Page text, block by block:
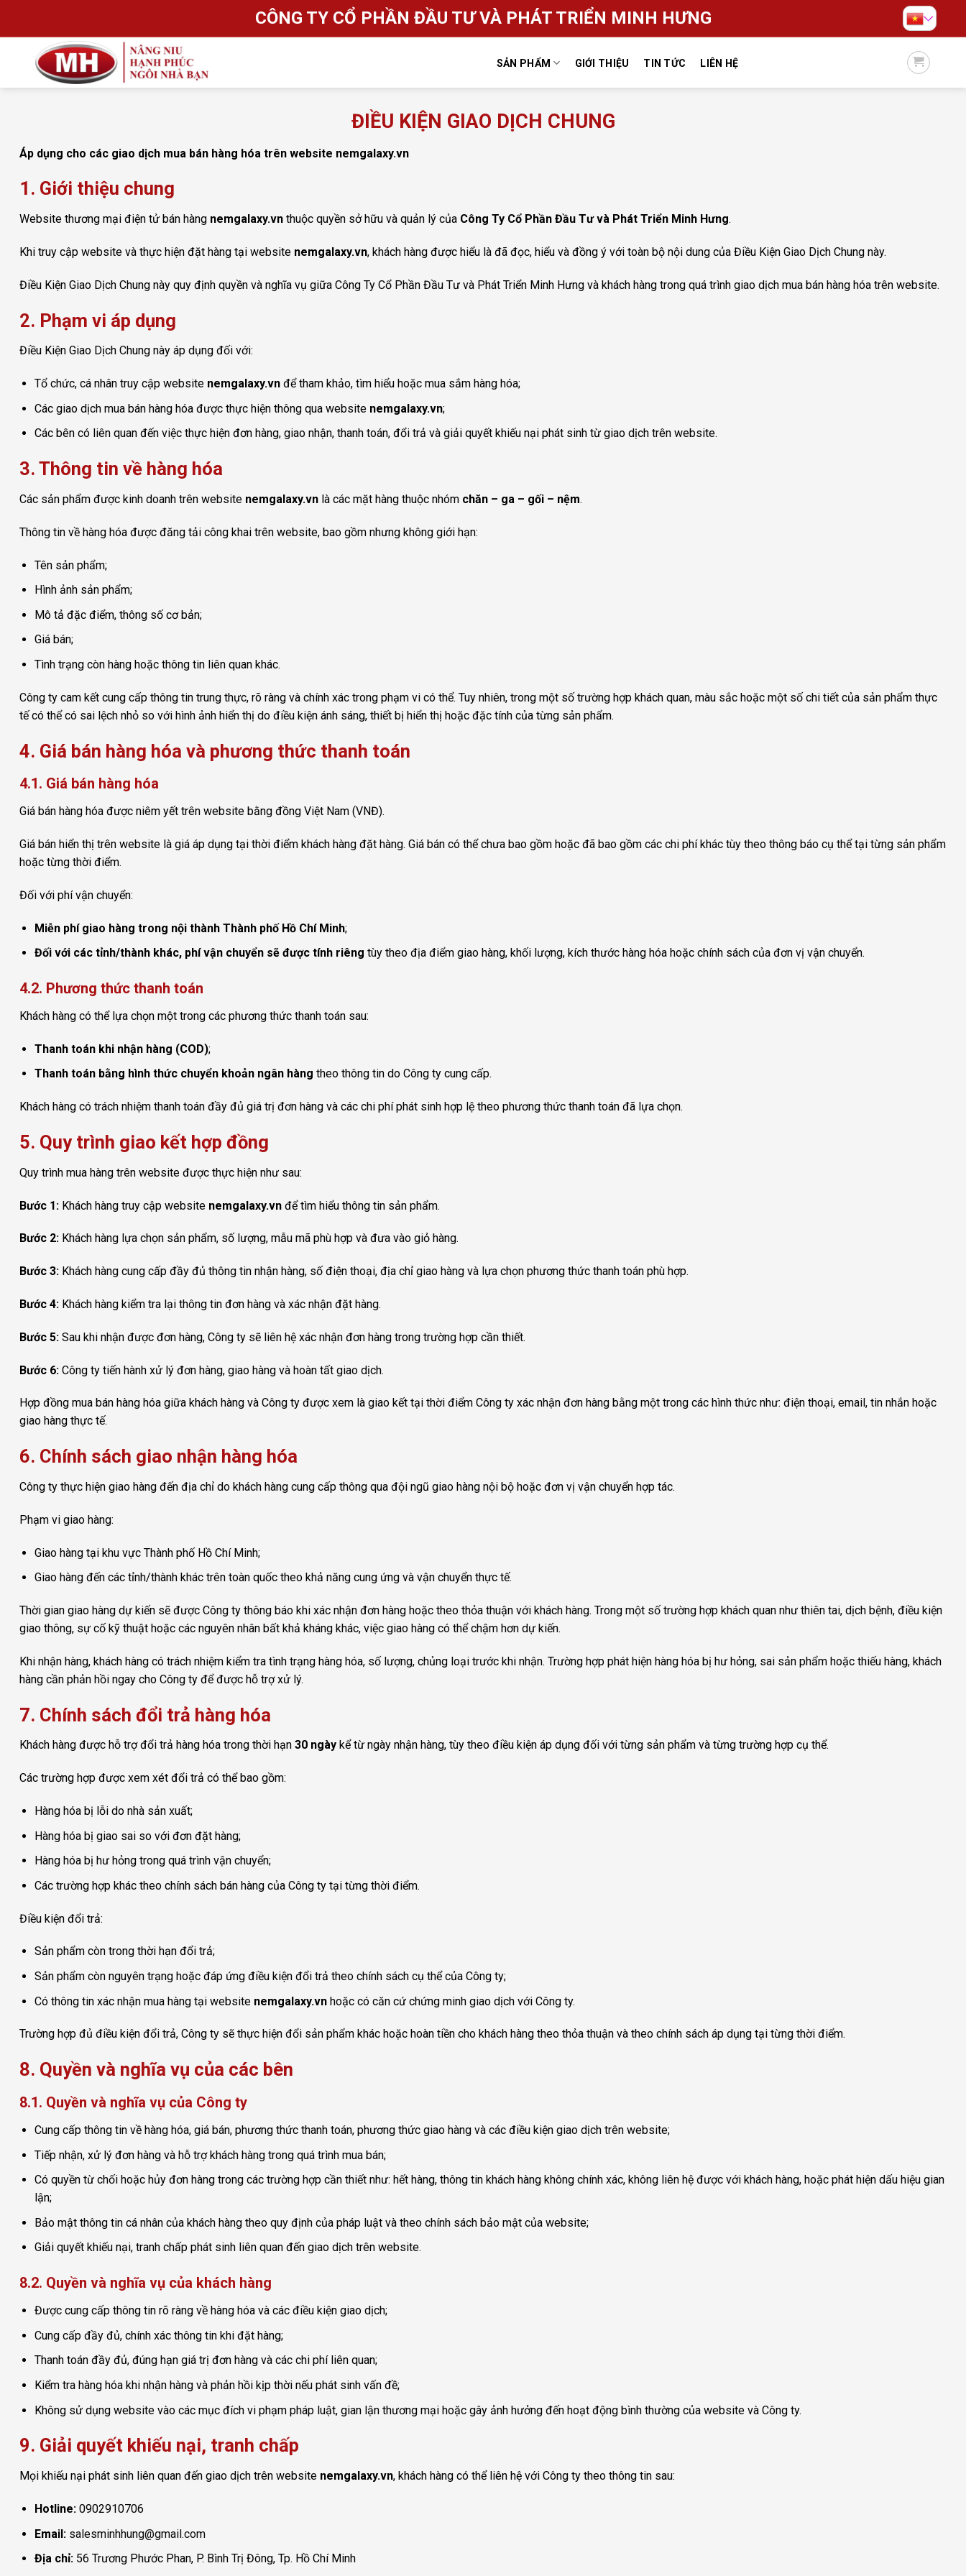
CÔNG TY CỔ PHẦN ĐẦU TƯ VÀ PHÁT TRIỂN MINH HƯNG
SẢN PHẨM GIỚI THIỆU TIN TỨC LIÊN HỆ
ĐIỀU KIỆN GIAO DỊCH CHUNG
Áp dụng cho các giao dịch mua bán hàng hóa trên website nemgalaxy.vn
1. Giới thiệu chung
Website thương mại điện tử bán hàng nemgalaxy.vn thuộc quyền sở hữu và quản lý của Công Ty Cổ Phần Đầu Tư và Phát Triển Minh Hưng.
Khi truy cập website và thực hiện đặt hàng tại website nemgalaxy.vn, khách hàng được hiểu là đã đọc, hiểu và đồng ý với toàn bộ nội dung của Điều Kiện Giao Dịch Chung này.
Điều Kiện Giao Dịch Chung này quy định quyền và nghĩa vụ giữa Công Ty Cổ Phần Đầu Tư và Phát Triển Minh Hưng và khách hàng trong quá trình giao dịch mua bán hàng hóa trên website.
2. Phạm vi áp dụng
Điều Kiện Giao Dịch Chung này áp dụng đối với:
Tổ chức, cá nhân truy cập website nemgalaxy.vnđể tham khảo, tìm hiểu hoặc mua sắm hàng hóa;
Các giao dịch mua bán hàng hóa được thực hiện thông qua website nemgalaxy.vn;
Các bên có liên quan đến việc thực hiện đơn hàng, giao nhận, thanh toán, đổi trả và giải quyết khiếu nại phát sinh từ giao dịch trên website.
3. Thông tin về hàng hóa
Các sản phẩm được kinh doanh trên website nemgalaxy.vn là các mặt hàng thuộc nhóm chăn – ga – gối – nệm.
Thông tin về hàng hóa được đăng tải công khai trên website, bao gồm nhưng không giới hạn:
Tên sản phẩm;
Hình ảnh sản phẩm;
Mô tả đặc điểm, thông số cơ bản;
Giá bán;
Tình trạng còn hàng hoặc thông tin liên quan khác.
Công ty cam kết cung cấp thông tin trung thực, rõ ràng và chính xác trong phạm vi có thể. Tuy nhiên, trong một số trường hợp khách quan, màu sắc hoặc một số chi tiết của sản phẩm thực
tế có thể có sai lệch nhỏ so với hình ảnh hiển thị do điều kiện ánh sáng, thiết bị hiển thị hoặc đặc tính của từng sản phẩm.
4. Giá bán hàng hóa và phương thức thanh toán
4.1. Giá bán hàng hóa
Giá bán hàng hóa được niêm yết trên website bằng đồng Việt Nam (VNĐ).
Giá bán hiển thị trên website là giá áp dụng tại thời điểm khách hàng đặt hàng. Giá bán có thể chưa bao gồm hoặc đã bao gồm các chi phí khác tùy theo thông báo cụ thể tại từng sản phẩm
hoặc từng thời điểm.
Đối với phí vận chuyển:
Miễn phí giao hàng trong nội thành Thành phố Hồ Chí Minh;
Đối với các tỉnh/thành khác, phí vận chuyển sẽ được tính riêng tùy theo địa điểm giao hàng, khối lượng, kích thước hàng hóa hoặc chính sách của đơn vị vận chuyển.
4.2. Phương thức thanh toán
Khách hàng có thể lựa chọn một trong các phương thức thanh toán sau:
Thanh toán khi nhận hàng (COD);
Thanh toán bằng hình thức chuyển khoản ngân hàng theo thông tin do Công ty cung cấp.
Khách hàng có trách nhiệm thanh toán đầy đủ giá trị đơn hàng và các chi phí phát sinh hợp lệ theo phương thức thanh toán đã lựa chọn.
5. Quy trình giao kết hợp đồng
Quy trình mua hàng trên website được thực hiện như sau:
Bước 1: Khách hàng truy cập website nemgalaxy.vn để tìm hiểu thông tin sản phẩm.
Bước 2: Khách hàng lựa chọn sản phẩm, số lượng, mẫu mã phù hợp và đưa vào giỏ hàng.
Bước 3: Khách hàng cung cấp đầy đủ thông tin nhận hàng, số điện thoại, địa chỉ giao hàng và lựa chọn phương thức thanh toán phù hợp.
Bước 4: Khách hàng kiểm tra lại thông tin đơn hàng và xác nhận đặt hàng.
Bước 5: Sau khi nhận được đơn hàng, Công ty sẽ liên hệ xác nhận đơn hàng trong trường hợp cần thiết.
Bước 6: Công ty tiến hành xử lý đơn hàng, giao hàng và hoàn tất giao dịch.
Hợp đồng mua bán hàng hóa giữa khách hàng và Công ty được xem là giao kết tại thời điểm Công ty xác nhận đơn hàng bằng một trong các hình thức như: điện thoại, email, tin nhắn hoặc
giao hàng thực tế.
6. Chính sách giao nhận hàng hóa
Công ty thực hiện giao hàng đến địa chỉ do khách hàng cung cấp thông qua đội ngũ giao hàng nội bộ hoặc đơn vị vận chuyển hợp tác.
Phạm vi giao hàng:
Giao hàng tại khu vực Thành phố Hồ Chí Minh;
Giao hàng đến các tỉnh/thành khác trên toàn quốc theo khả năng cung ứng và vận chuyển thực tế.
Thời gian giao hàng dự kiến sẽ được Công ty thông báo khi xác nhận đơn hàng hoặc theo thỏa thuận với khách hàng. Trong một số trường hợp khách quan như thiên tai, dịch bệnh, điều kiện
giao thông, sự cố kỹ thuật hoặc các nguyên nhân bất khả kháng khác, việc giao hàng có thể chậm hơn dự kiến.
Khi nhận hàng, khách hàng có trách nhiệm kiểm tra tình trạng hàng hóa, số lượng, chủng loại trước khi nhận. Trường hợp phát hiện hàng hóa bị hư hỏng, sai sản phẩm hoặc thiếu hàng, khách
hàng cần phản hồi ngay cho Công ty để được hỗ trợ xử lý.
7. Chính sách đổi trả hàng hóa
Khách hàng được hỗ trợ đổi trả hàng hóa trong thời hạn 30 ngày kể từ ngày nhận hàng, tùy theo điều kiện áp dụng đối với từng sản phẩm và từng trường hợp cụ thể.
Các trường hợp được xem xét đổi trả có thể bao gồm:
Hàng hóa bị lỗi do nhà sản xuất;
Hàng hóa bị giao sai so với đơn đặt hàng;
Hàng hóa bị hư hỏng trong quá trình vận chuyển;
Các trường hợp khác theo chính sách bán hàng của Công ty tại từng thời điểm.
Điều kiện đổi trả:
Sản phẩm còn trong thời hạn đổi trả;
Sản phẩm còn nguyên trạng hoặc đáp ứng điều kiện đổi trả theo chính sách cụ thể của Công ty;
Có thông tin xác nhận mua hàng tại website nemgalaxy.vnhoặc có căn cứ chứng minh giao dịch với Công ty.
Trường hợp đủ điều kiện đổi trả, Công ty sẽ thực hiện đổi sản phẩm khác hoặc hoàn tiền cho khách hàng theo thỏa thuận và theo chính sách áp dụng tại từng thời điểm.
8. Quyền và nghĩa vụ của các bên
8.1. Quyền và nghĩa vụ của Công ty
Cung cấp thông tin về hàng hóa, giá bán, phương thức thanh toán, phương thức giao hàng và các điều kiện giao dịch trên website;
Tiếp nhận, xử lý đơn hàng và hỗ trợ khách hàng trong quá trình mua bán;
Có quyền từ chối hoặc hủy đơn hàng trong các trường hợp cần thiết như: hết hàng, thông tin khách hàng không chính xác, không liên hệ được với khách hàng, hoặc phát hiện dấu hiệu gian
lận;
Bảo mật thông tin cá nhân của khách hàng theo quy định của pháp luật và theo chính sách bảo mật của website;
Giải quyết khiếu nại, tranh chấp phát sinh liên quan đến giao dịch trên website.
8.2. Quyền và nghĩa vụ của khách hàng
Được cung cấp thông tin rõ ràng về hàng hóa và các điều kiện giao dịch;
Cung cấp đầy đủ, chính xác thông tin khi đặt hàng;
Thanh toán đầy đủ, đúng hạn giá trị đơn hàng và các chi phí liên quan;
Kiểm tra hàng hóa khi nhận hàng và phản hồi kịp thời nếu phát sinh vấn đề;
Không sử dụng website vào các mục đích vi phạm pháp luật, gian lận thương mại hoặc gây ảnh hưởng đến hoạt động bình thường của website và Công ty.
9. Giải quyết khiếu nại, tranh chấp
Mọi khiếu nại phát sinh liên quan đến giao dịch trên website nemgalaxy.vn, khách hàng có thể liên hệ với Công ty theo thông tin sau:
Hotline:0902910706
Email: salesminhhung@gmail.com
Địa chỉ:56 Trương Phước Phan, P. Bình Trị Đông, Tp. Hồ Chí Minh